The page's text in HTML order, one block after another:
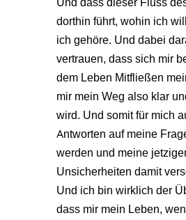
dorthin führt, wohin ich
ich gehöre. Und dabei
vertrauen, dass sich mir
dem Leben Mitfließen
mir mein Weg also klar
wird. Und somit für mich
Antworten auf meine
werden und meine
Unsicherheiten damit
Und ich bin wirklich der
dass mir mein Leben,